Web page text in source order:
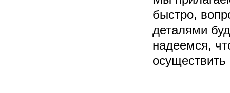
быстро,
деталями
надеемся,